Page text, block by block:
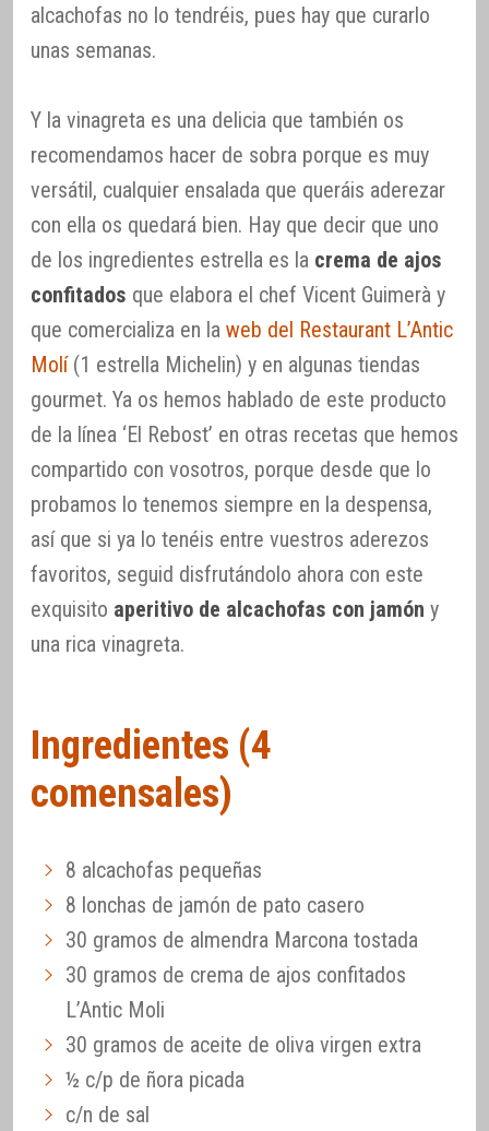
alcachofas no lo tendréis, pues hay que curarlo
unas semanas.
Y la vinagreta es una delicia que también os
recomendamos hacer de sobra porque es muy
versátil, cualquier ensalada que queráis aderezar
con ella os quedará bien. Hay que decir que uno
de los ingredientes estrella es la crema de ajos
confitados que elabora el chef Vicent Guimerà y
que comercializa en la web del Restaurant L’Antic
Molí(1 estrella Michelin) y en algunas tiendas
gourmet. Ya os hemos hablado de este producto
de la línea ‘El Rebost’ en otras recetas que hemos
compartido con vosotros, porque desde que lo
probamos lo tenemos siempre en la despensa,
así que si ya lo tenéis entre vuestros aderezos
favoritos, seguid disfrutándolo ahora con este
exquisito aperitivo de alcachofas con jamón y
una rica vinagreta.
Ingredientes (4
comensales)
8 alcachofas pequeñas
8 lonchas de jamón de pato casero
30 gramos de almendra Marcona tostada
30 gramos de crema de ajos confitados
L’Antic Moli
30 gramos de aceite de oliva virgen extra
½ c/p de ñora picada
c/n de sal